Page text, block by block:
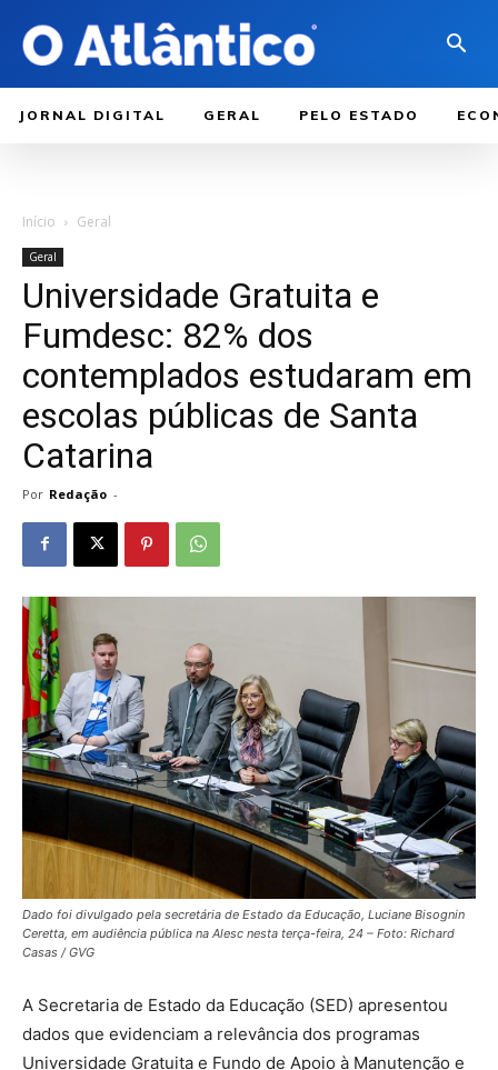
JORNAL DIGITAL GERAL PELO ESTADO
Início Geral
Geral
Universidade Gratuita e
Fumdesc: 82% dos
contemplados estudaram em
escolas públicas de Santa
Catarina
Por Redação -
Dado foi divulgado pela secretária de Estado da Educação, Luciane Bisognin
Ceretta, em audiência pública na Alesc nesta terça-feira, 24 – Foto: Richard
Casas / GVG
A Secretaria de Estado da Educação (SED) apresentou
dados que evidenciam a relevância dos programas
Universidade Gratuita e Fundo de Apoio à Manutenção e